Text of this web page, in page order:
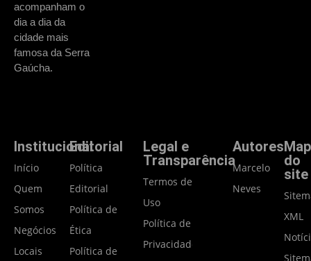
acompanham o
dia a dia da
cidade mais
famosa da Serra
Gaúcha.
Institucional
Início
Quem
Somos
Negócios
Locais
Editorial
Política
Editorial
Política de
Ética
Política de
Legal e
Transparência
Termos de
Uso
Política de
Privacidade
Autores
Marcelo
Neves
do
site
XML